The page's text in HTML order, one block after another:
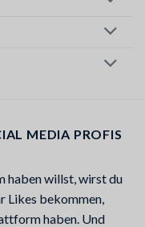
MEDIA PROFIS
haben willst, wirst du
Likes bekommen,
haben. Und